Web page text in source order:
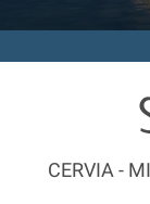
CERVIA -